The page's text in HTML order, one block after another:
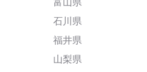
石川県
福井県
山梨県